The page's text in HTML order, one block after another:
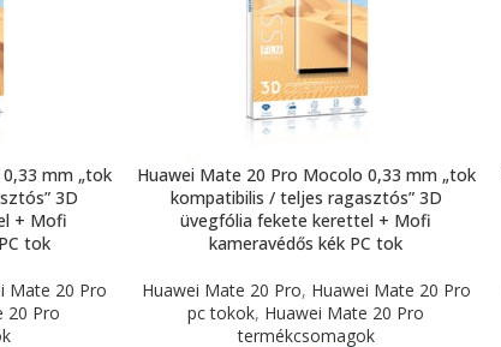
mm „tok
3D
+ Mofi
tok
Mate 20 Pro
20 Pro
Huawei Mate 20 Pro Mocolo 0,33 mm „tok
kompatibilis / teljes ragasztós” 3D
üvegfólia fekete kerettel + Mofi
kameravédős kék PC tok
Huawei Mate 20 Pro, Huawei Mate 20 Pro
pc tokok, Huawei Mate 20 Pro
termékcsomagok